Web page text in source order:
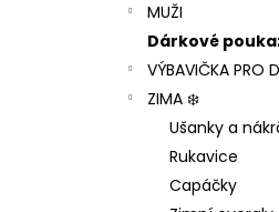
MUŽI
Dárkové
VÝBAVIČKA PRO
ZIMA ❄️
Ušanky a
Rukavice
Capáčky
DÁMSKÉ BERMUDY
1 199 Kč